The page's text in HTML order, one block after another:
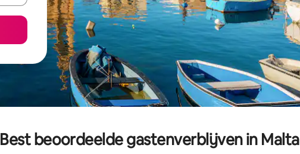
Best beoordeelde gastenverblijven in Malta